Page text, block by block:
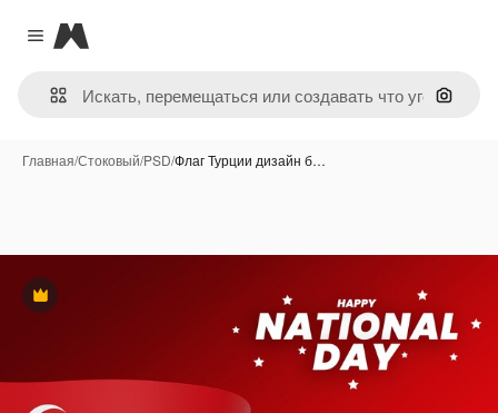
Close menu
Magnific
Поиск
Главная/Стоковый/PSD/Флаг Турции дизайн б…
Премиум